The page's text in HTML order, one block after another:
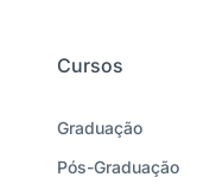
Cursos
Graduação
Pós-Graduação